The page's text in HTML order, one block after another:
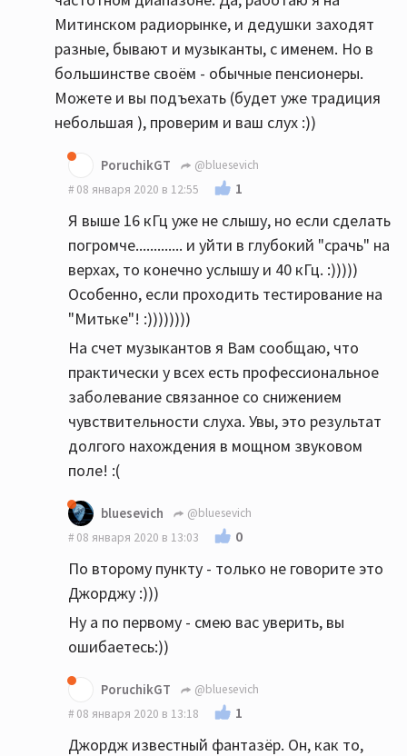
Митинском радиорынке, и дедушки заходят
разные, бывают и музыканты, с именем. Но в
большинстве своём - обычные пенсионеры.
Можете и вы подъехать (будет уже традиция
небольшая ), проверим и ваш слух :))
PoruchikGT
@bluesevich
08 января 2020 в 12:55
1
Я выше 16 кГц уже не слышу, но если сделать
погромче............. и уйти в глубокий "срачь" на
верхах, то конечно услышу и 40 кГц. :)))))
Особенно, если проходить тестирование на
"Митьке"! :))))))))
На счет музыкантов я Вам сообщаю, что
практически у всех есть профессиональное
заболевание связанное со снижением
чувствительности слуха. Увы, это результат
долгого нахождения в мощном звуковом
поле! :(
bluesevich
@bluesevich
08 января 2020 в 13:03
0
По второму пункту - только не говорите это
Джорджу :)))
Ну а по первому - смею вас уверить, вы
ошибаетесь:))
PoruchikGT
@bluesevich
08 января 2020 в 13:18
1
Джордж известный фантазёр. Он, как то,